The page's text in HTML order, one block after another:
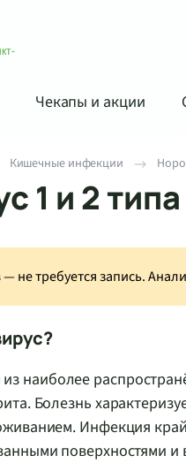
Чекапы и акции
Кишечные инфекции
1 и 2
не требуется запись.
наиболее
Болезнь
Инфекция
поверхностями